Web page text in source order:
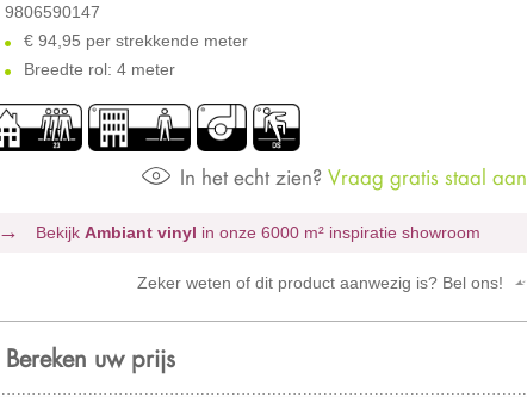
9806590147
€ 94,95 per strekkende meter
Breedte rol: 4 meter
In het echt zien? Vraag gratis staal aan
BekijkAmbiant vinyl in onze 6000 m² inspiratie showroom
Zeker weten of dit product aanwezig is? Bel ons!
Bereken uw prijs